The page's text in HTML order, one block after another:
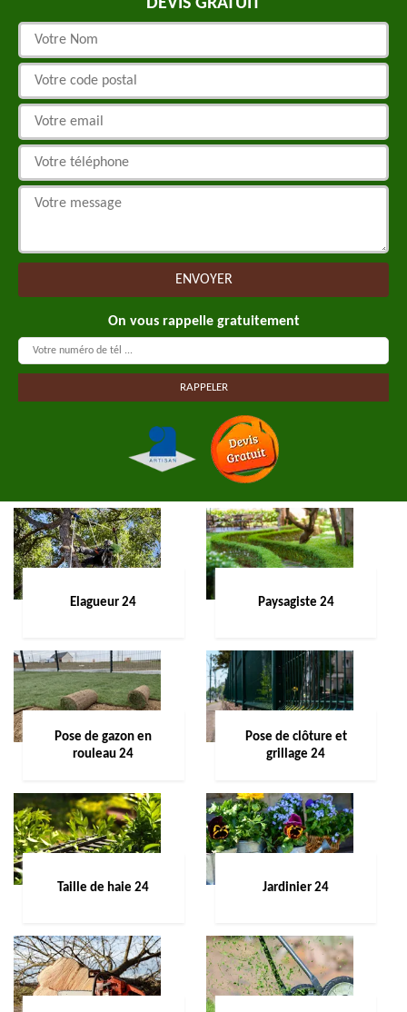
DEVIS GRATUIT
On vous rappelle gratuitement
Elagueur 24 Paysagiste 24
Pose de gazon en
rouleau 24
Pose de clôture et
grillage 24
Taille de haie 24 Jardinier 24